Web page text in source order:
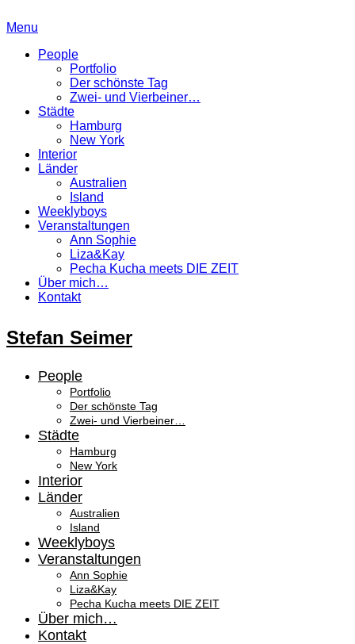
Menu
People
Portfolio
Der schönste Tag
Zwei- und Vierbeiner…
Städte
Hamburg
New York
Interior
Länder
Australien
Island
Weeklyboys
Veranstaltungen
Ann Sophie
Liza&Kay
Pecha Kucha meets DIE ZEIT
Über mich…
Kontakt
Stefan Seimer
People
Portfolio
Der schönste Tag
Zwei- und Vierbeiner…
Städte
Hamburg
New York
Interior
Länder
Australien
Island
Weeklyboys
Veranstaltungen
Ann Sophie
Liza&Kay
Pecha Kucha meets DIE ZEIT
Über mich…
Kontakt